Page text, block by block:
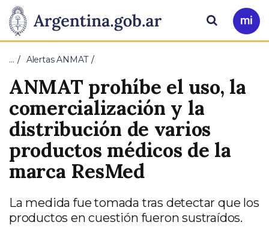
Presidencia
de
Nación
Pasar al contenido principal
Ir
a
Buscar
… Alertas ANMAT
ANMAT prohíbe el uso, la
comercialización y la
distribución de varios
productos médicos de la
marca ResMed
La medida fue tomada tras detectar que los
productos en cuestión fueron sustraídos.